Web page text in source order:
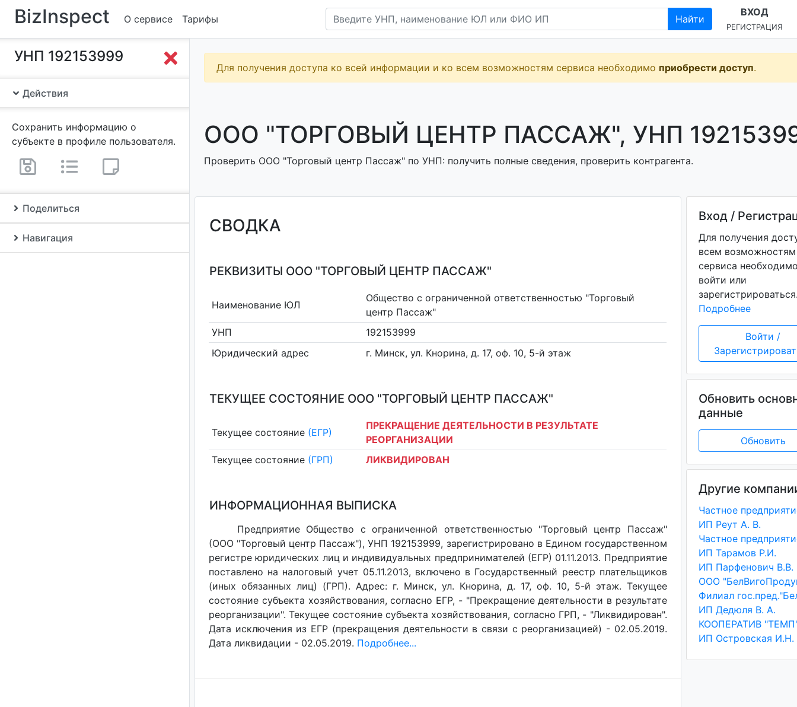
BizInspect О сервисе Тарифы Найти
ВХОД
РЕГИСТРАЦИЯ
УНП 192153999
Действия
Сохранить информацию о
субъекте в профиле пользователя.
Поделиться
Навигация
Для получения доступа ко всей информации и ко всем возможностям сервиса необходимо приобрести доступ.
ООО "ТОРГОВЫЙ ЦЕНТР ПАССАЖ", УНП
Проверить ООО "Торговый центр Пассаж" по УНП: получить полные сведения, проверить контрагента.
СВОДКА
РЕКВИЗИТЫ ООО "ТОРГОВЫЙ ЦЕНТР ПАССАЖ"
Наименование ЮЛ
Общество с ограниченной ответственностью "Торговый
центр Пассаж"
УНП
192153999
Юридический адрес
г. Минск, ул. Кнорина, д. 17, оф. 10, 5-й этаж
ТЕКУЩЕЕ СОСТОЯНИЕ ООО "ТОРГОВЫЙ ЦЕНТР ПАССАЖ"
Текущее состояние (ЕГР)
ПРЕКРАЩЕНИЕ ДЕЯТЕЛЬНОСТИ В РЕЗУЛЬТАТЕ
РЕОРГАНИЗАЦИИ
Текущее состояние (ГРП) ЛИКВИДИРОВАН
ИНФОРМАЦИОННАЯ ВЫПИСКА
Предприятие Общество с ограниченной ответственностью "Торговый центр Пассаж"
(ООО "Торговый центр Пассаж"), УНП 192153999, зарегистрировано в Едином государственном
регистре юридических лиц и индивидуальных предпринимателей (ЕГР) 01.11.2013. Предприятие
поставлено на налоговый учет 05.11.2013, включено в Государственный реестр плательщиков
(иных обязанных лиц) (ГРП). Адрес: г. Минск, ул. Кнорина, д. 17, оф. 10, 5-й этаж. Текущее
состояние субъекта хозяйствования, согласно ЕГР, - "Прекращение деятельности в результате
реорганизации". Текущее состояние субъекта хозяйствования, согласно ГРП, - "Ликвидирован".
Дата исключения из ЕГР (прекращения деятельности в связи с реорганизацией) - 02.05.2019.
Дата ликвидации - 02.05.2019. Подробнее...
Вход /
Для получения
всем возможностям
сервиса
войти или
Подробнее
Войти /
Обновить
данные
Обновить
Другие
ИП Реут А. В.
ИП Тарамов Р.И.
ИП Парфенович В.В.
ООО
ИП Дедюля В. А.
КООПЕРАТИВ
ИП Островская И.Н.